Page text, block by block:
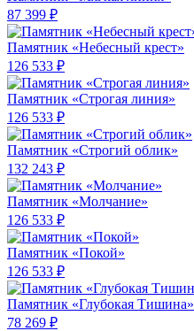
87 399 ₽
Памятник «Небесный крест»
126 533 ₽
Памятник «Строгая линия»
126 533 ₽
Памятник «Строгий облик»
132 243 ₽
Памятник «Молчание»
126 533 ₽
Памятник «Покой»
126 533 ₽
Памятник «Глубокая Тишина»
78 269 ₽